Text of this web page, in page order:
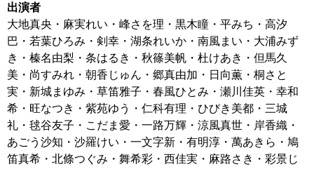
出演者
大地真央・麻実れい・峰さを理・黒木瞳・平みち・高汐
巴・若葉ひろみ・剣幸・湖条れいか・南風まい・大浦みず
き・榛名由梨・条はるき・秋篠美帆・杜けあき・但馬久
美・尚すみれ・朝香じゅん・郷真由加・日向薫・桐さと
実・新城まゆみ・草笛雅子・春風ひとみ・瀬川佳英・幸和
希・旺なつき・紫苑ゆう・仁科有理・ひびき美都・三城
礼・毬谷友子・こだま愛・一路万輝・涼風真世・岸香織・
あごう沙知・沙羅けい・一文字新・有明淳・萬あきら・鳩
笛真希・北條つぐみ・舞希彩・西佳実・麻路さき・彩景じ